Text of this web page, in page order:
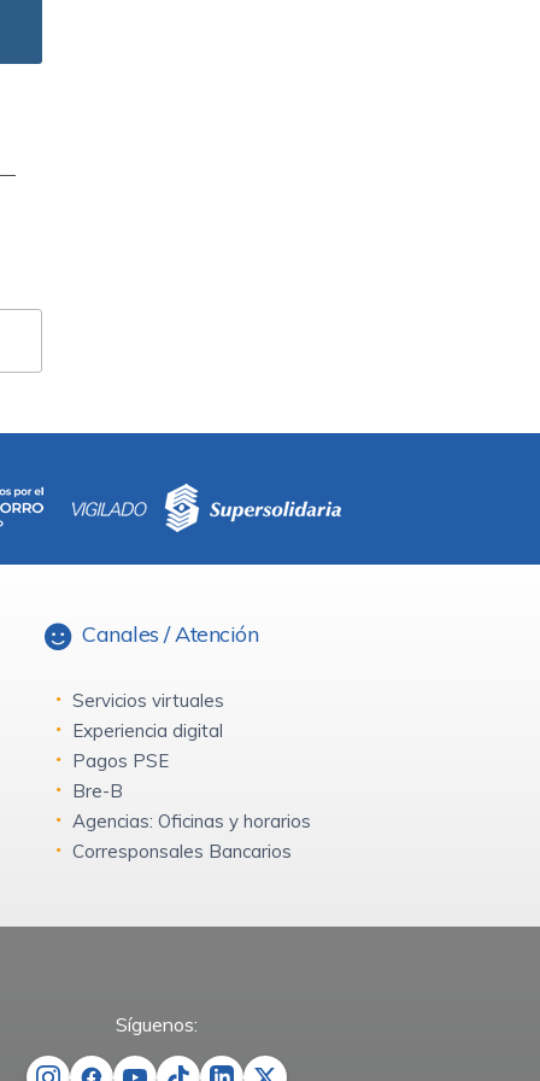
Canales / Atención
Servicios virtuales
Experiencia digital
Pagos PSE
Bre-B
Agencias: Oficinas y horarios
Corresponsales Bancarios
Síguenos: